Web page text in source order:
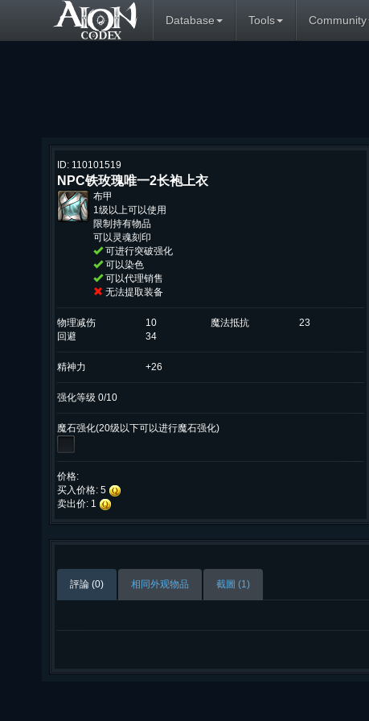
Database Tools Community
ID: 110101519
NPC铁玫瑰唯一2长袍上衣
布甲
1级以上可以使用
限制持有物品
可以灵魂刻印
可进行突破强化
可以染色
可以代理销售
无法提取装备
物理减伤 10 魔法抵抗
23
回避
34
精神力 +26
强化等级 0/10
魔石强化(20级以下可以进行魔石强化)
价格:
买入价格: 5
卖出价: 1
評論 (0) 相同外观物品 截圖 (1)